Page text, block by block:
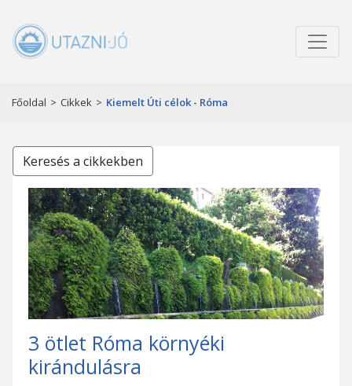
Főoldal > Cikkek > Kiemelt Úti célok - Róma
Keresés a cikkekben
3 ötlet Róma környéki
kirándulásra